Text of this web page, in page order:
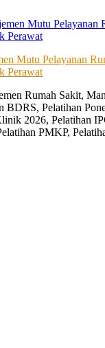
Mutu Pelayanan
Perawat
Rumah Sakit,
BDRS, Pelatihan
2026, Pelatihan
PMKP,